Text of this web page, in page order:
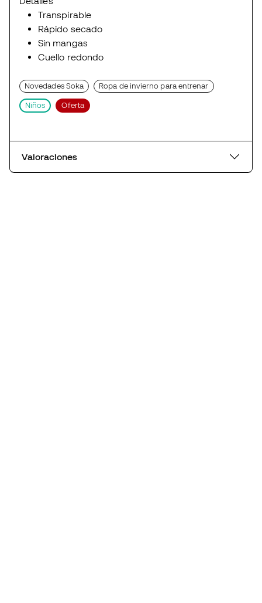
Transpirable
Rápido secado
Sin mangas
Cuello redondo
Novedades Soka Ropa de invierno para entrenar
Niños Oferta
Valoraciones